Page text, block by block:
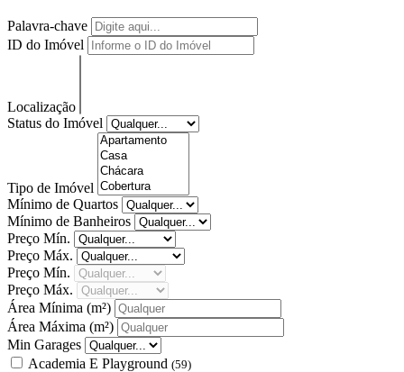
Palavra-chave
ID do Imóvel
Localização
Status do Imóvel
Tipo de Imóvel
Mínimo de Quartos
Mínimo de Banheiros
Preço Mín.
Preço Máx.
Preço Mín.
Preço Máx.
Área Mínima (m²)
Área Máxima (m²)
Min Garages
Academia E Playground (59)